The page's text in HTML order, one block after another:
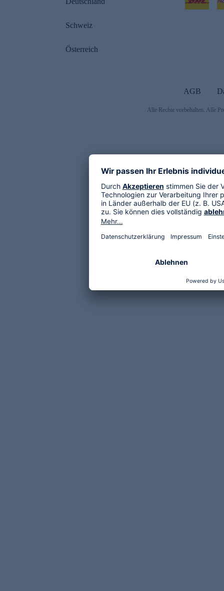
Schweiz
Österreich
AGB
Alle Rechte vorbehalten. Alle